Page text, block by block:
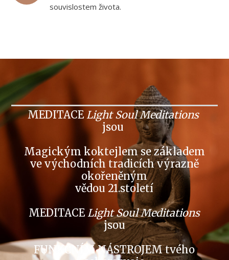
souvislostem života.
MEDITACE Light Soul Meditations
jsou
Magickým koktejlem se základem
ve východních tradicích výrazně
okořeněným
vědou 21.století
MEDITACE Light Soul Meditations
jsou
FUNKČNÍM NÁSTROJEM tvého